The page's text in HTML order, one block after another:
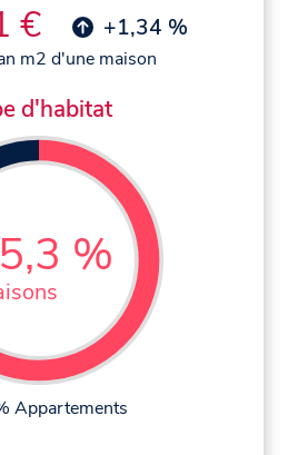
€ +1,34 %
m2 d'une maison
d'habitat
%
Appartements